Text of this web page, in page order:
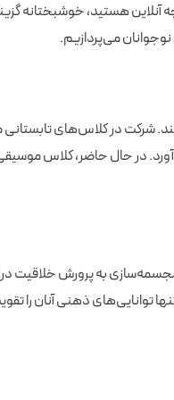
هستید، خوشبختانه
می‌پردازیم.
در کلاس‌های تابستانی
در حال حاضر، کلاس
به پرورش خلاقیت در
ذهنی آنان را